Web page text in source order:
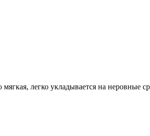
легко укладывается на неровные